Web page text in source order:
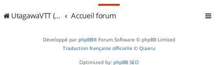
UtagawaVTT (Randos VTT et VTTAE avec traces GPS) Accueil forum
Développé par phpBB® Forum Software © phpBB Limited
Traduction française officielle © Qiaeru
Optimized by: phpBB SEO